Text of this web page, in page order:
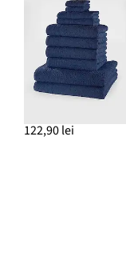
122,90 lei